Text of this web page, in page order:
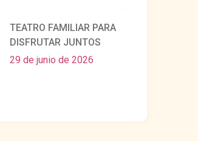
TEATRO FAMILIAR PARA
DISFRUTAR JUNTOS
29 de junio de 2026